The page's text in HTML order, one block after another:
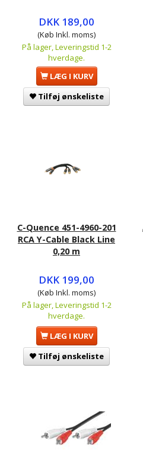
DKK 189,00
(Køb Inkl. moms)
På lager, Leveringstid 1-2
hverdage.
LÆG I KURV
Tilføj ønskeliste
C-Quence 451-4960-201
RCA Y-Cable Black Line
0,20 m
DKK 199,00
(Køb Inkl. moms)
På lager, Leveringstid 1-2
hverdage.
LÆG I KURV
Tilføj ønskeliste